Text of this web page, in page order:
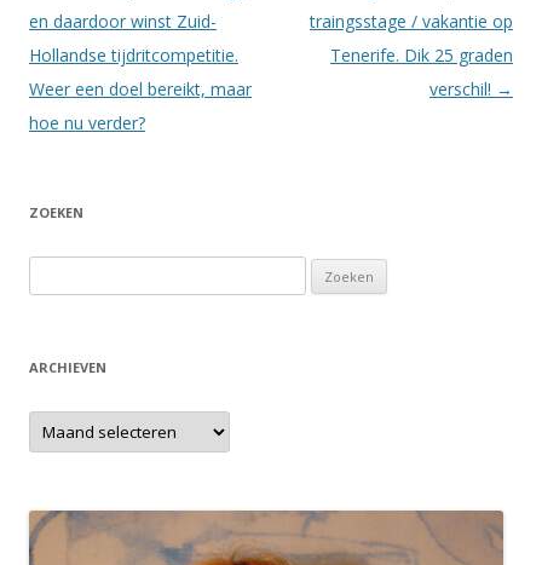
en daardoor winst Zuid-
Hollandse tijdritcompetitie.
Weer een doel bereikt, maar
hoe nu verder?
traingsstage / vakantie op
Tenerife. Dik 25 graden
verschil! →
ZOEKEN
naar:
ARCHIEVEN
Archieven